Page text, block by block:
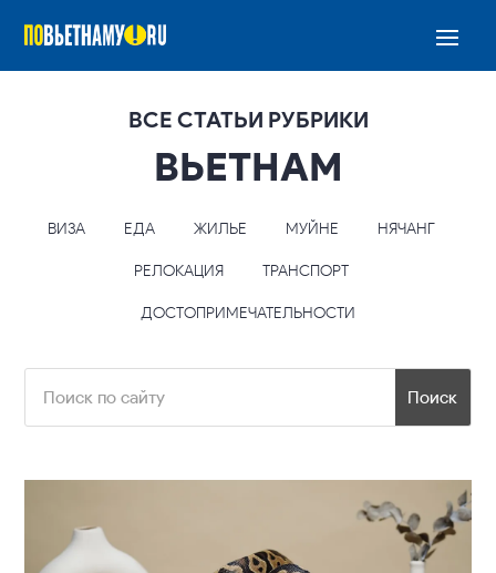
ВСЕ СТАТЬИ РУБРИКИ
ВЬЕТНАМ
ВИЗА ЕДА ЖИЛЬЕ МУЙНЕ НЯЧАНГ
РЕЛОКАЦИЯ ТРАНСПОРТ
ДОСТОПРИМЕЧАТЕЛЬНОСТИ